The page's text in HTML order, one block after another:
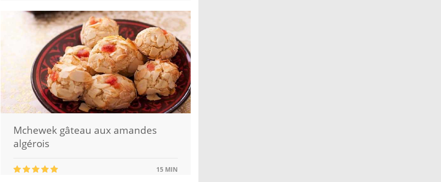
Mchewek gâteau aux amandes
algérois
15 MIN